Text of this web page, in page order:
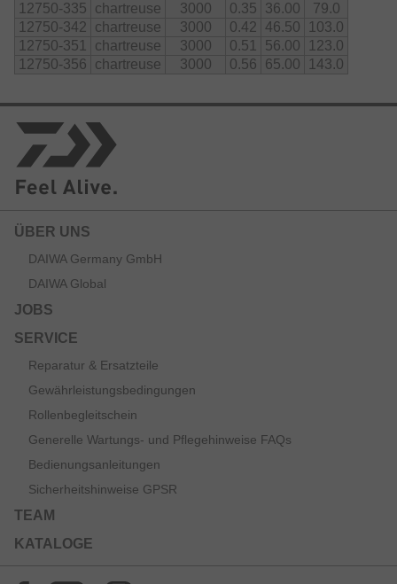
12750-335
chartreuse 3000 0.35 36.00
79.0
12750-342
chartreuse 3000 0.42 46.50
103.0
12750-351
chartreuse 3000 0.51 56.00
123.0
12750-356
chartreuse 3000 0.56 65.00 143.0
ÜBER UNS
DAIWA Germany GmbH
DAIWA Global
JOBS
SERVICE
Reparatur & Ersatzteile
Gewährleistungsbedingungen
Rollenbegleitschein
Generelle Wartungs- und Pflegehinweise FAQs
Bedienungsanleitungen
Sicherheitshinweise GPSR
TEAM
KATALOGE